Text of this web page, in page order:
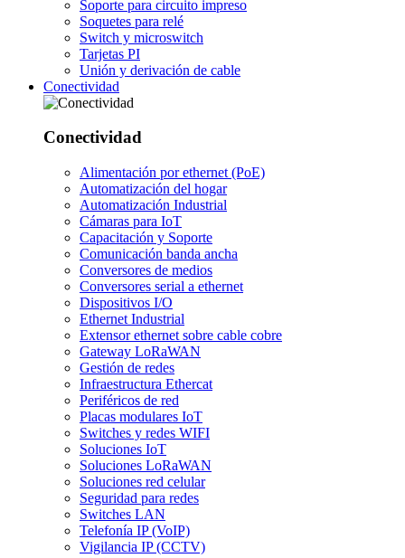
Soporte para circuito impreso
Soquetes para relé
Switch y microswitch
Tarjetas PI
Unión y derivación de cable
Conectividad
Conectividad
Alimentación por ethernet (PoE)
Automatización del hogar
Automatización Industrial
Cámaras para IoT
Capacitación y Soporte
Comunicación banda ancha
Conversores de medios
Conversores serial a ethernet
Dispositivos I/O
Ethernet Industrial
Extensor ethernet sobre cable cobre
Gateway LoRaWAN
Gestión de redes
Infraestructura Ethercat
Periféricos de red
Placas modulares IoT
Switches y redes WIFI
Soluciones IoT
Soluciones LoRaWAN
Soluciones red celular
Seguridad para redes
Switches LAN
Telefonía IP (VoIP)
Vigilancia IP (CCTV)